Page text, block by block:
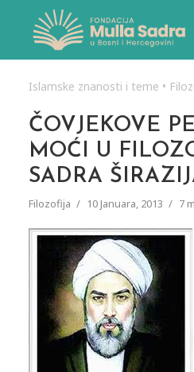
Islamske znanosti i teme •
ČOVJEKOVE
MOĆI U
SADRA
Filozofija 10 Januara, 2013 7